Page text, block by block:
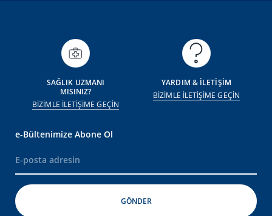
SAĞLIK UZMANI
MISINIZ?
BİZİMLE İLETİŞİME GEÇİN
YARDIM & İLETİŞİM
BİZİMLE İLETİŞİME GEÇİN
e-Bültenimize Abone Ol